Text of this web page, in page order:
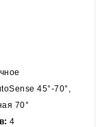
45°-70°,
70°
4